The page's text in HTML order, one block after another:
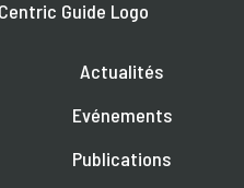
Actualités
Evénements
Publications